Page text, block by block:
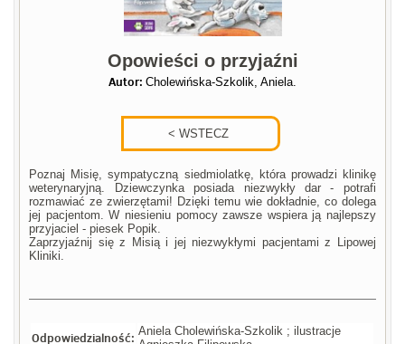
Opowieści o przyjaźni
Autor: Cholewińska-Szkolik, Aniela.
Poznaj Misię, sympatyczną siedmiolatkę, która prowadzi klinikę
weterynaryjną. Dziewczynka posiada niezwykły dar - potrafi
rozmawiać ze zwierzętami! Dzięki temu wie dokładnie, co dolega
jej pacjentom. W niesieniu pomocy zawsze wspiera ją najlepszy
przyjaciel - piesek Popik.
Zaprzyjaźnij się z Misią i jej niezwykłymi pacjentami z Lipowej
Kliniki.
Odpowiedzialność: Aniela Cholewińska-Szkolik ; ilustracje